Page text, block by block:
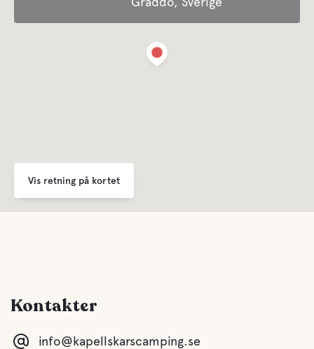
Tilbyder sæsonbestemt indkvartering
Der tilbydes forskellige perioder for sæsoncamping.
Bortskaffelse af affald
For børn
Legeplads
Vis retning på kortet
Kontakter
info@kapellskarscamping.se